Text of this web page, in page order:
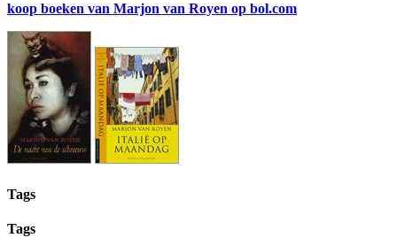
koop boeken van Marjon van Royen op bol.com
Tags
Tags